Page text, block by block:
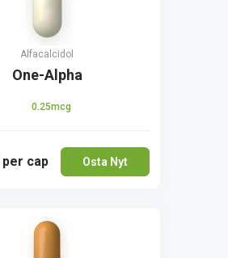
Alfacalcidol
One-Alpha
0.25mcg
per cap Osta Nyt